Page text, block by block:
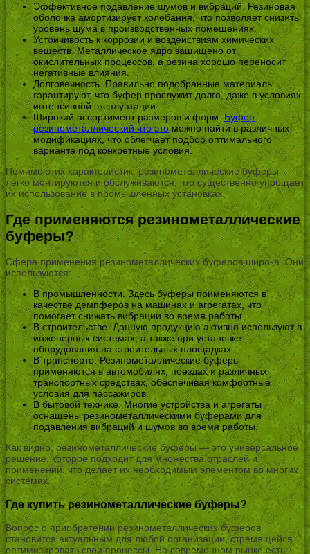
Эффективное подавление шумов и вибраций. Резиновая
оболочка амортизирует колебания, что позволяет снизить
уровень шума в производственных помещениях.
Устойчивость к коррозии и воздействиям химических
веществ. Металлическое ядро защищено от
окислительных процессов, а резина хорошо переносит
негативные влияния.
Долговечность. Правильно подобранные материалы
гарантируют, что буфер прослужит долго, даже в условиях
интенсивной эксплуатации.
Широкий ассортимент размеров и форм.Буфер
резинометаллический что этоможно найти в различных
модификациях, что облегчает подбор оптимального
варианта под конкретные условия.
Помимо этих характеристик, резинометаллические буферы
легко монтируются и обслуживаются, что существенно упрощает
их использование в промышленных установках.
Где применяются резинометаллические
буферы?
Сфера применения резинометаллических буферов широка. Они
используются:
В промышленности. Здесь буферы применяются в
качестве демпферов на машинах и агрегатах, что
помогает снижать вибрации во время работы.
В строительстве. Данную продукцию активно используют в
инженерных системах, а также при установке
оборудования на строительных площадках.
В транспорте. Резинометаллические буферы
применяются в автомобилях, поездах и различных
транспортных средствах, обеспечивая комфортные
условия для пассажиров.
В бытовой технике. Многие устройства и агрегаты
оснащены резинометаллическими буферами для
подавления вибраций и шумов во время работы.
Как видно, резинометаллические буферы — это универсальное
решение, которое подходит для множества отраслей и
применений, что делает их необходимым элементом во многих
системах.
Где купить резинометаллические буферы?
Вопрос о приобретении резинометаллических буферов
становится актуальным для любой организации, стремящейся
оптимизировать свои процессы. На современном рынке есть